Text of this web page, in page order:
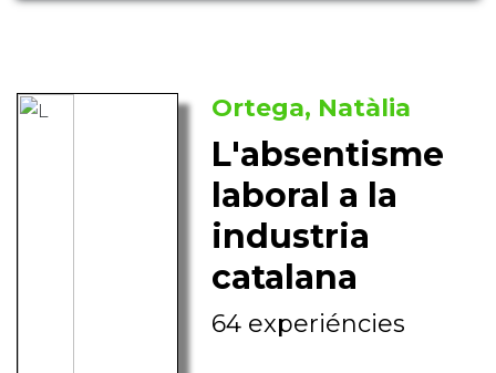
Ortega, Natàlia
L'absentisme
laboral a la
industria
catalana
64 experiéncies